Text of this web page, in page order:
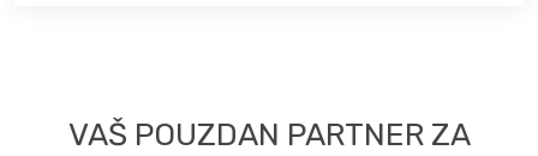
VAŠ POUZDAN PARTNER ZA